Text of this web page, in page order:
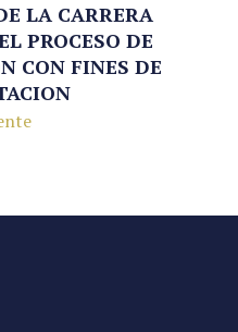
LA CARRERA
PROCESO DE
CON FINES DE